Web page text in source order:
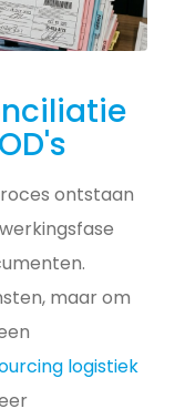
ontstaan
maar om
logistiek